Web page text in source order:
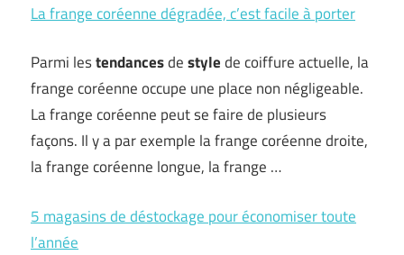
La frange coréenne dégradée, c’est facile à porter
Parmi lestendancesdestylede coiffure actuelle, la
frange coréenne occupe une place non négligeable.
La frange coréenne peut se faire de plusieurs
façons. Il y a par exemple la frange coréenne droite,
la frange coréenne longue, la frange …
5 magasins de déstockage pour économiser toute
l’année